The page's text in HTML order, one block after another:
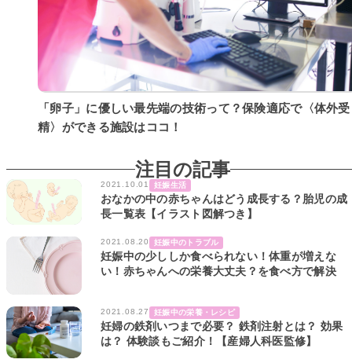
「卵子」に優しい最先端の技術って？保険適応で〈体外受
精〉ができる施設はココ！
注目の記事
2021.10.01 妊娠生活
おなかの中の赤ちゃんはどう成長する？胎児の成
長一覧表【イラスト図解つき】
2021.08.20 妊娠中のトラブル
妊娠中の少ししか食べられない！体重が増えな
い！赤ちゃんへの栄養大丈夫？を食べ方で解決
2021.08.27 妊娠中の栄養・レシピ
妊婦の鉄剤いつまで必要？ 鉄剤注射とは？ 効果
は？ 体験談もご紹介！【産婦人科医監修】